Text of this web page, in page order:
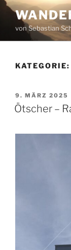
Zum
Inhalt
springenvon Sebastian
KATEGORIE:
AM
9. MÄRZ 2025
Ötscher –